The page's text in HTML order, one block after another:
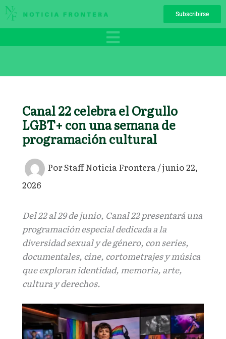
Ir
al
Subscribirse
Canal 22 celebra el Orgullo
LGBT+ con una semana de
programación cultural
PorStaff Noticia Frontera/junio 22,
2026
Del 22 al 29 de junio, Canal 22 presentará una
programación especial dedicada a la
diversidad sexual y de género, con series,
documentales, cine, cortometrajes y música
que exploran identidad, memoria, arte,
cultura y derechos.